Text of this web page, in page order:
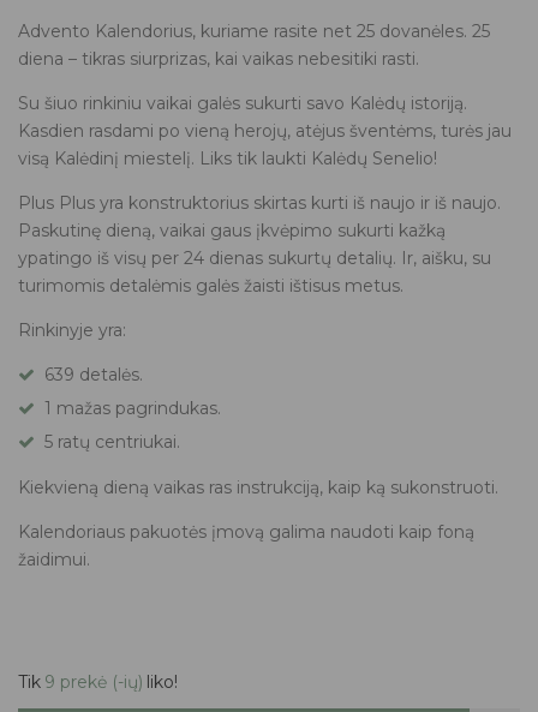
Advento Kalendorius, kuriame rasite net 25 dovanėles. 25
diena – tikras siurprizas, kai vaikas nebesitiki rasti.
Su šiuo rinkiniu vaikai galės sukurti savo Kalėdų istoriją.
Kasdien rasdami po vieną herojų, atėjus šventėms, turės jau
visą Kalėdinį miestelį. Liks tik laukti Kalėdų Senelio!
Plus Plus yra konstruktorius skirtas kurti iš naujo ir iš naujo.
Paskutinę dieną, vaikai gaus įkvėpimo sukurti kažką
ypatingo iš visų per 24 dienas sukurtų detalių. Ir, aišku, su
turimomis detalėmis galės žaisti ištisus metus.
Rinkinyje yra:
639 detalės.
1 mažas pagrindukas.
5 ratų centriukai.
Kiekvieną dieną vaikas ras instrukciją, kaip ką sukonstruoti.
Kalendoriaus pakuotės įmovą galima naudoti kaip foną
žaidimui.
Tik 9 prekė (-ių) liko!